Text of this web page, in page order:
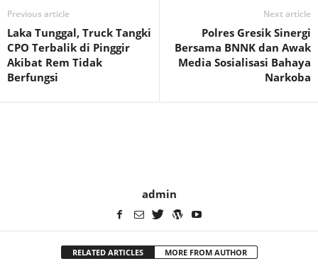
Previous article
Laka Tunggal, Truck Tangki
CPO Terbalik di Pinggir
Akibat Rem Tidak
Berfungsi
Next article
Polres Gresik Sinergi
Bersama BNNK dan Awak
Media Sosialisasi Bahaya
Narkoba
admin
RELATED ARTICLES MORE FROM AUTHOR